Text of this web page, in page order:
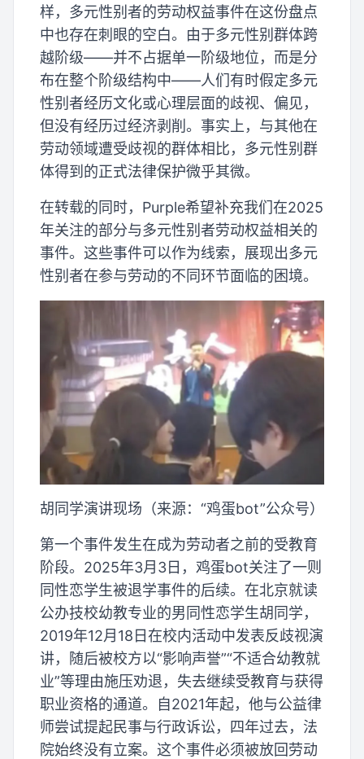
样，多元性别者的劳动权益事件在这份盘点
中也存在刺眼的空白。由于多元性别群体跨
越阶级——并不占据单一阶级地位，而是分
布在整个阶级结构中——人们有时假定多元
性别者经历文化或心理层面的歧视、偏见，
但没有经历过经济剥削。事实上，与其他在
劳动领域遭受歧视的群体相比，多元性别群
体得到的正式法律保护微乎其微。
在转载的同时，Purple希望补充我们在2025
年关注的部分与多元性别者劳动权益相关的
事件。这些事件可以作为线索，展现出多元
性别者在参与劳动的不同环节面临的困境。
胡同学演讲现场（来源：“鸡蛋bot”公众号）
第一个事件发生在成为劳动者之前的受教育
阶段。2025年3月3日，鸡蛋bot关注了一则
同性恋学生被退学事件的后续。在北京就读
公办技校幼教专业的男同性恋学生胡同学，
2019年12月18日在校内活动中发表反歧视演
讲，随后被校方以“影响声誉”“不适合幼教就
业”等理由施压劝退，失去继续受教育与获得
职业资格的通道。自2021年起，他与公益律
师尝试提起民事与行政诉讼，四年过去，法
院始终没有立案。这个事件必须被放回劳动